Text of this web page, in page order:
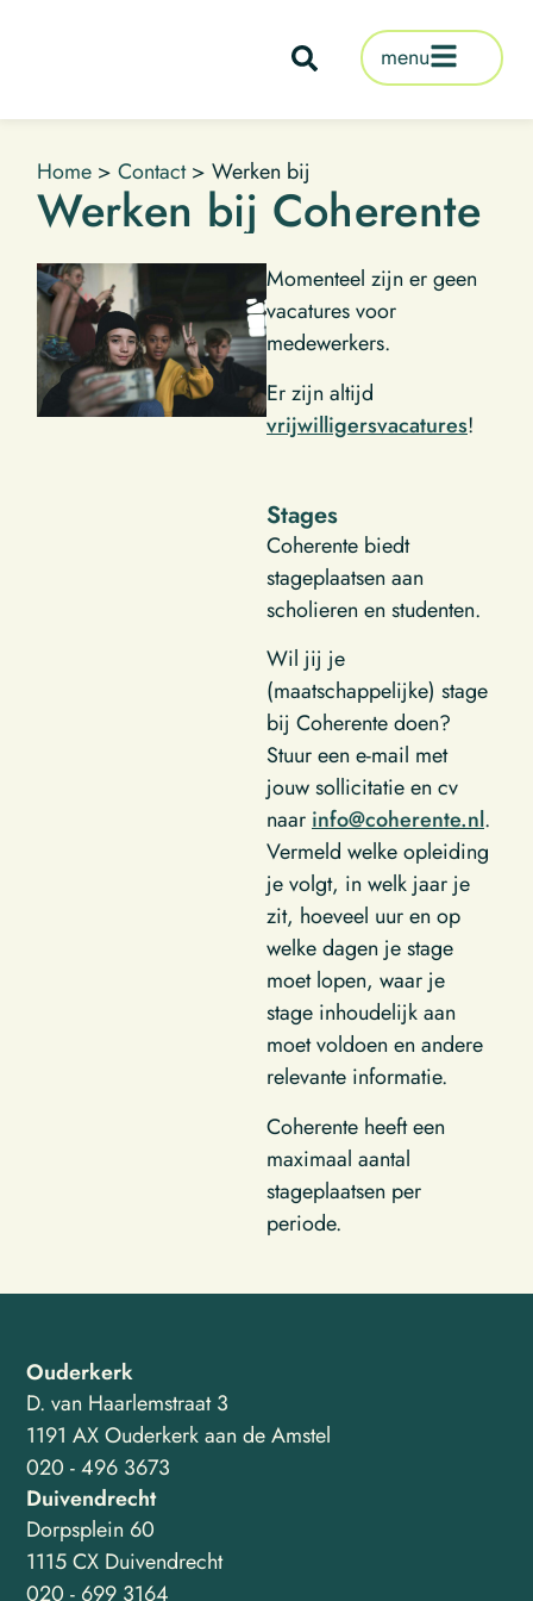
menu
Home >Contact>Werken bij
Werken bij Coherente
Momenteel zijn er geen
vacatures voor
medewerkers.
Er zijn altijd
vrijwilligersvacatures!
Stages
Coherente biedt
stageplaatsen aan
scholieren en studenten.
Wil jij je
(maatschappelijke) stage
bij Coherente doen?
Stuur een e-mail met
jouw sollicitatie en cv
naar info@coherente.nl.
Vermeld welke opleiding
je volgt, in welk jaar je
zit, hoeveel uur en op
welke dagen je stage
moet lopen, waar je
stage inhoudelijk aan
moet voldoen en andere
relevante informatie.
Coherente heeft een
maximaal aantal
stageplaatsen per
periode.
Ouderkerk
D. van Haarlemstraat 3
1191 AX Ouderkerk aan de Amstel
020 - 496 3673
Duivendrecht
Dorpsplein 60
1115 CX Duivendrecht
020 - 699 3164